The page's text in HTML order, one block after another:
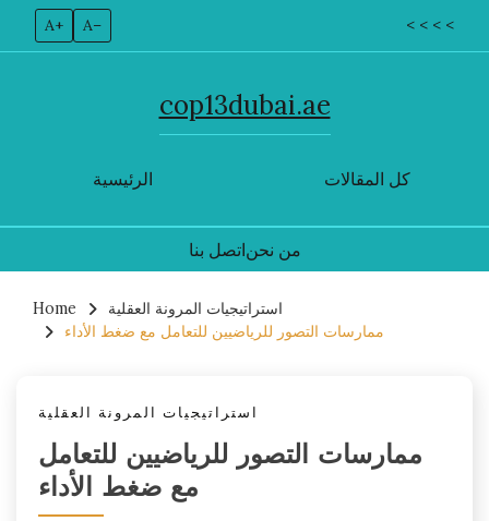
A+ A– < < < <
الرئيسية
cop13dubai.ae
كل المقالات
اتصل بنامن نحن
content
Home
استراتيجيات المرونة العقلية
ممارسات التصور للرياضيين للتعامل مع ضغط الأداء
استراتيجيات المرونة العقلية
ممارسات التصور للرياضيين للتعامل
مع ضغط الأداء